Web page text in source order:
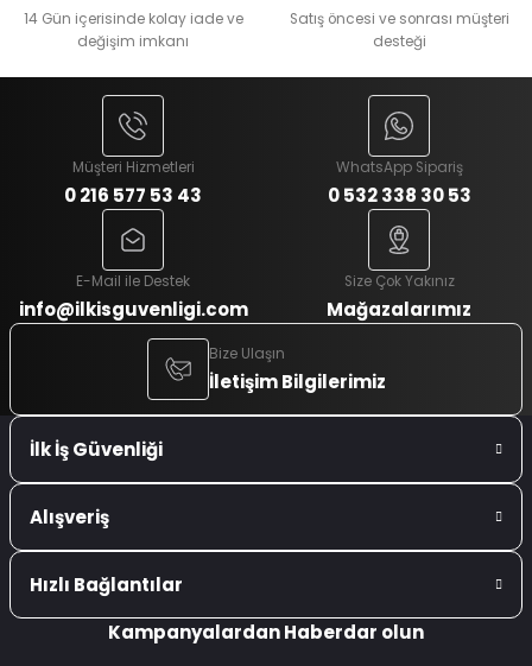
14 Gün içerisinde kolay iade ve
değişim imkanı
Satış öncesi ve sonrası müşteri
desteği
Müşteri Hizmetleri
0 216 577 53 43
WhatsApp Sipariş
0 532 338 30 53
E-Mail ile Destek
info@ilkisguvenligi.com
Size Çok Yakınız
Mağazalarımız
Bize Ulaşın
İletişim Bilgilerimiz
İlk İş Güvenliği
Alışveriş
Hızlı Bağlantılar
Kampanyalardan Haberdar olun